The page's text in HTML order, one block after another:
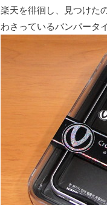
楽天を徘徊し、見つけた
わさっているバンパータ